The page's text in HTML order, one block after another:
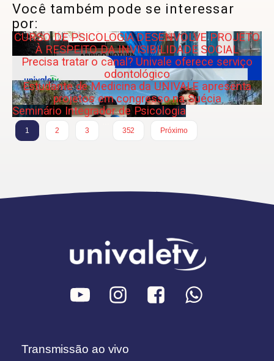
Você também pode se interessar
por:
CURSO DE PSICOLOGIA DESENVOLVE PROJETO
À RESPEITO DA INVISIBILIDADE SOCIAL
Precisa tratar o canal? Univale oferece serviço
odontológico
Estudante de Medicina da UNIVALE apresenta
projetos em congresso na Suécia
Seminário Integrador de Psicologia
1 2 3
352
Próximo
Transmissão ao vivo